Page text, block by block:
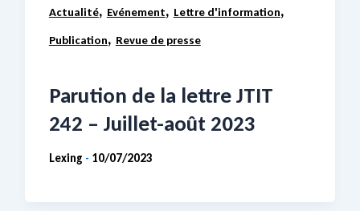
Actualité, Evénement, Lettre d'information,
Publication, Revue de presse
Parution de la lettre JTIT
242 – Juillet-août 2023
Lexing - 10/07/2023